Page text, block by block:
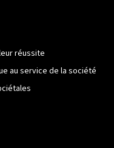
réussite
au service de la société